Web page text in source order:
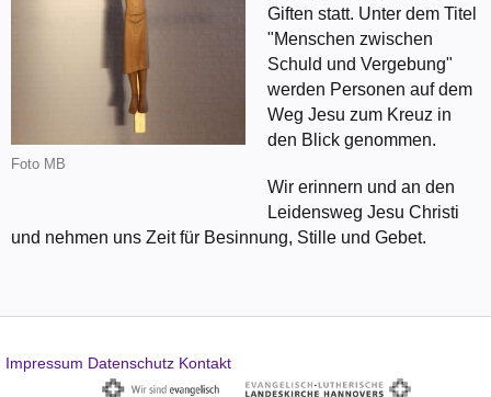
Foto MB
Giften statt. Unter dem Titel
"Menschen zwischen
Schuld und Vergebung"
werden Personen auf dem
Weg Jesu zum Kreuz in
den Blick genommen.
Wir erinnern und an den
Leidensweg Jesu Christi
und nehmen uns Zeit für Besinnung, Stille und Gebet.
Impressum Datenschutz Kontakt